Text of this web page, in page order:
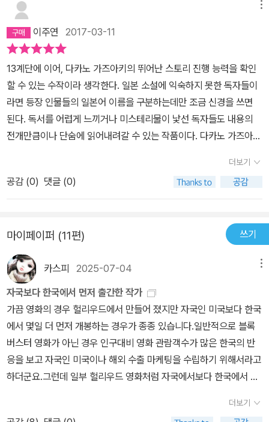
기 위하여 나카무라 구미를 찾아 나서고 산부인과 의사이자 정신과
의사인 이소가이는 가나미를 치료하고자 노력한다. 아내의 마음을 잠
식한 것은 정신적인 문제인가. 아니면 심령 현상인가. 두 명의 'K.
N'에게 닥쳐온 비극이 생명의 소중함에 대한 고민과 시사점을 던진
다. 슈헤이는 테이블 위에 놓인 나카무라 구미 명의의 모자 보건 수첩
을 바라봤다. 흔해 빠진 이름이라는 생각이 들었다. 마치 여성 전체를
대변하고 있기라도 하듯....... 하지만 '중절'이라는 사회적으로 민감한
문제를 선택했으나, 그 메시지를 독자에게 제대로 전달할 수 있었느
었던 맛깔나는 표지와 달리 개인적으로 이 책의 재미는 아쉽게만 느
껴졌다. 다카노 가즈아키 작가는 13계단에서 사형수의 공포심을 생생
하게 묘사하고 탄탄한 구성의 스토리텔링을 통해 독자에게 충격과 몰
다. 다소 딱딱하게 느껴지는 문장은 물론이고 무엇보다도 반복되는
구성, 쓸데없는 지면의 낭비가 가독성을 흐려 반복되는 이야기에 곧
잘 지루함을 느끼고 책을 덮게되고는 했다. 의사인 이소가이는 계속
해서 슈헤이의 아내인 가나미에게 찾아온 정신병이 무엇인지 찾아내
려고 노력한다. 가나미의 상태를 해명하는 것은 이 작품에서 꼭 필요
한 장면이지만, 의학서를 뒤지다가 결국 '답이 나오지 않는다'로 끝나
는 내용도, 결과도 다르지 않은 장면이 여러 번 반복되어 몰입도와 가
독성을 낮춘다. 사형수의 오명을 벗기기 위하여 사형 제도에 대해 알
아보고 그를 통해 사형 제도를 비판하는 '목적'과 '탐구'과 정확히 일치
하던 13계단과 다르게 이 작품에서 가나미의 '정신병에 대한 조사'는
'중절'과 '생명'이라는 작품의 주제와는 전혀 동떨어져있는 탐구이다.
작가는 이 작품에서 의사인 이소가이에게 정신병에 대한 의학서를 읽
꼭 내 아내가 아닌 것만 같다. 이 책은 사회에 팽배해 있는 이기적인
이하의 태아는 합법적으로 중절이 가능했다. 고로 21주 이전의 태아
는 생명으로 보지 않는다는 것이다. 하지만 과연 21주 이전의 태아는
생명이 아닐까? 이 문제에 대해 생각해 보게 하는 책이다. 아이를 지
우는 것이 과연 나를 위해서 좋은 것일까? 내가 좀 더 편하게 살기 위
해서 생명이 희생되어야 하는 것일까?마음을 울리는 내용이다. 남자
든 여자든 한 번쯤을 읽어보며, 이 문제에 대해 한 번 생각해보면 좋을
듯 하다.
이주연 2017-03-11
13계단에 이어, 다카노 가즈아키의 뛰어난 스토리 진행 능력을 확인
할 수 있는 수작이라 생각한다. 일본 소설에 익숙하지 못한 독자들이
라면 등장 인물들의 일본어 이름을 구분하는데만 조금 신경을 쓰면
된다. 독서를 어렵게 느끼거나 미스테리물이 낯선 독자들도 내용의
전개만큼이나 단숨에 읽어내려갈 수 있는 작품이다. 다카노 가즈아키
보일드 카테고리의 스타일에 포함되는 듯 한데, 평소 매우 고전적인
미장센의 본격 미스테리물을 선호하는 나에게도 매우 매력적인 작품
이었다. 등장인물들의 성격과 개별적 비하인드 스토리가 어떠한 반전
니다. 그러나 전체적 구성이 탄탄하며, 담아내고자 하는 정보, 메시지
와 풀어가려 한 메인스토리는 완벽하게 집필한 것으로 보인다. 작품
의 분위기는 매우 강렬하며, 숨이 조여오는 긴박함이 전반적이다. 때
문에 미스테리 매니아들 중에서도 고전적 분위기가 내뿜는 스산함을
좋아하는 독자들은 크게 선호하지 않을 수 있다. 나 역시도 다카노 작
가의 작품은 13계단과 이 작품만을 강력 추천하고 싶으며, 이 작품보
다도 더 공상적인 소재들로 집필한 다른 몇 작품들은 크게 선호하진
않는다. 다만 이러한 취향은 매우 헤비한 미스테리물 매니아들에게나
중요한 부분일 뿐, 일반소설 독자층들에게는 아야츠지 유키토나 요코
스 있으리라 본다. 앞으로 일본 미스테리 장르 소설들이 더욱 활발히
더보기
공감 (0) 댓글 (0)
마이페이퍼 (11편) 쓰기
카스피 2025-07-04
자국보다 한국에서 먼저 출간한 작가
가끔 영화의 경우 헐리우드에서 만들어 졌지만 자국인 미국보다 한국
에서 몇일 더 먼저 개봉하는 경우가 종종 있습니다.일반적으로 블록
버스터 영화가 아닌 경우 인구대비 영화 관람객수가 많은 한국의 반
응을 보고 자국인 미국이나 해외 수출 마케팅을 수립하기 위해서라고
하더군요.그런데 일부 헐리우드 영화처럼 자국에서보다 한국에서 먼
지 출간)일본 추리소설의 거장중 한명인 다카노 카즈아키의 신작 죽
더보기